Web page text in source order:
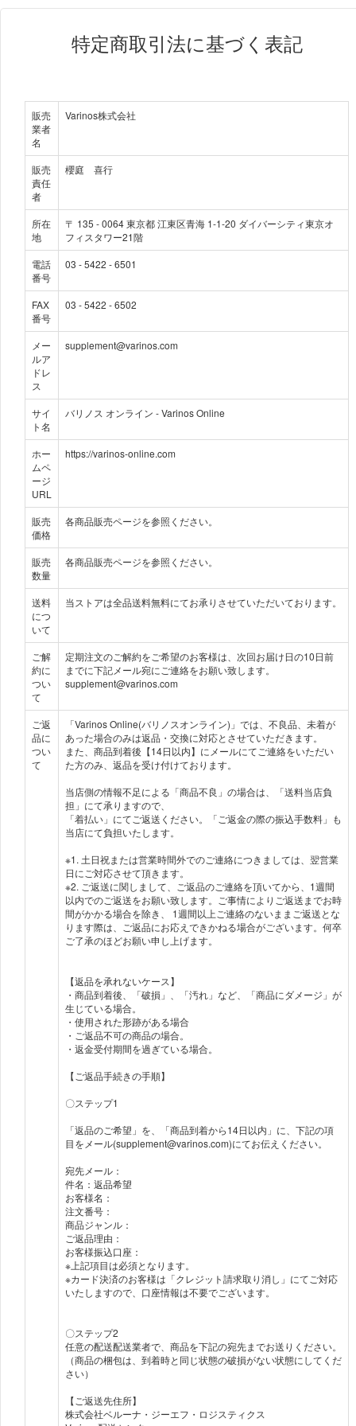
特定商取引法に基づく表記
販売
業者
名
Varinos株式会社
販売
責任
者
櫻庭 喜行
所在
地
〒 135 -0064東京都 江東区青海 1-1-20 ダイバーシティ東京オ
フィスタワー21階
電話
番号
03 - 5422 - 6501
FAX
番号
03 - 5422 - 6502
メー
ルア
ドレ
ス
supplement@varinos.com
サイ
ト名
バリノス オンライン - Varinos Online
ホー
ムペ
ージ
URL
https://varinos-online.com
販売
価格
各商品販売ページを参照ください。
販売
数量
各商品販売ページを参照ください。
送料
につ
いて
当ストアは全品送料無料にてお承りさせていただいております。
ご解
約に
つい
て
定期注文のご解約をご希望のお客様は、次回お届け日の10日前
までに下記メール宛にご連絡をお願い致します。
supplement@varinos.com
ご返
品に
つい
て
「Varinos Online(バリノスオンライン)」では、不良品、未着が
あった場合のみは返品・交換に対応とさせていただきます。
また、商品到着後【14日以内】にメールにてご連絡をいただい
た方のみ、返品を受け付けております。
当店側の情報不足による「商品不良」の場合は、「送料当店負
担」にて承りますので、
「着払い」にてご返送ください。「ご返金の際の振込手数料」も
当店にて負担いたします。
※1. 土日祝または営業時間外でのご連絡につきましては、翌営業
日にご対応させて頂きます。
※2. ご返送に関しまして、ご返品のご連絡を頂いてから、1週間
以内でのご返送をお願い致します。ご事情によりご返送までお時
間がかかる場合を除き、 1週間以上ご連絡のないままご返送とな
ります際は、ご返品にお応えできかねる場合がございます。何卒
ご了承のほどお願い申し上げます。
【返品を承れないケース】
・商品到着後、「破損」、「汚れ」など、「商品にダメージ」が
生じている場合。
・使用された形跡がある場合
・ご返品不可の商品の場合。
・返金受付期間を過ぎている場合。
【ご返品手続きの手順】
〇ステップ1
「返品のご希望」を、「商品到着から14日以内」に、下記の項
目をメール(supplement@varinos.com)にてお伝えください。
宛先メール：
件名：返品希望
お客様名：
注文番号：
商品ジャンル：
ご返品理由：
お客様振込口座：
※上記項目は必須となります。
※カード決済のお客様は「クレジット請求取り消し」にてご対応
いたしますので、口座情報は不要でございます。
〇ステップ2
任意の配送配送業者で、商品を下記の宛先までお送りください。
（商品の梱包は、到着時と同じ状態の破損がない状態にしてくだ
さい）
【ご返送先住所】
株式会社ベルーナ・ジーエフ・ロジスティクス